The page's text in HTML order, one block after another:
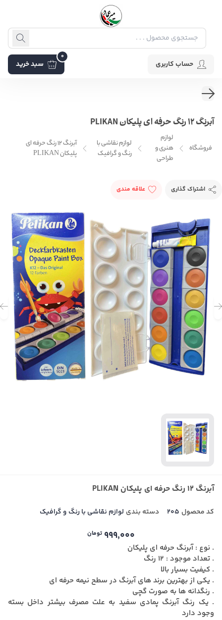
حساب کاربری سبد خرید
0
آبرنگ ۱۲ رنگ حرفه ای پلیکان PLIKAN
فروشگاه
لوازم
هنری و
طراحی
لوازم نقاشی با
رنگ و گرافیک
آبرنگ ۱۲ رنگ حرفه ای
پلیکان PLIKAN
اشتراک گذاری علاقه مندی
آبرنگ ۱۲ رنگ حرفه ای پلیکان PLIKAN
کد محصول 205 دسته بندی لوازم نقاشی با رنگ و گرافیک
999,000 تومان
. نوع : آبرنگ حرفه ای پلیکان
. تعداد موجود : 12 رنگ
. کیفیت بسیار بالا
. یکی از بهترین برند های آبرنگ در سطح نیمه حرفه ای
. رنگدانه ها به صورت گچی
. یک رنگ آبرنگ پمادی سفید به علت مصرف بیشتر داخل بسته
وجود دارد